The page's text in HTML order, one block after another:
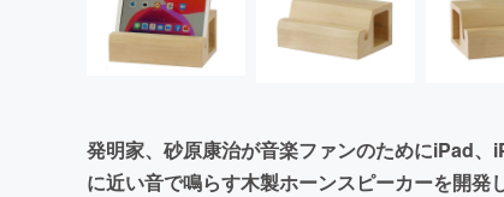
発明家、砂原康治が音楽ファンのためにiPad
に近い音で鳴らす木製ホーンスピーカーを開